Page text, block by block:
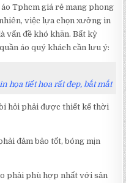
Tphcm giá rẻ mang phong
việc lựa chọn xưởng in
vấn đề khó khăn. Bất kỳ
áo quý khách cần lưu ý:
họa tiết hoa rất đep, bắt mắt
hỏi phải được thiết kế thời
đảm bảo tốt, bóng mịn
phải phù hợp nhất với sản